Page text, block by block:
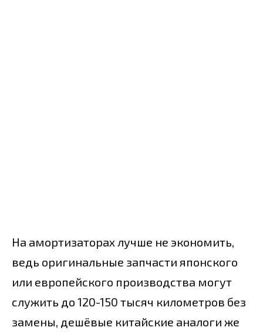
На амортизаторах лучше не экономить,
ведь оригинальные запчасти японского
или европейского производства могут
служить до 120-150 тысяч километров без
замены, дешёвые китайские аналоги же